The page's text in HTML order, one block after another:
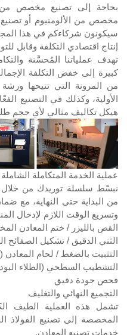
بحاجة إلى تصنيع مخصص من
مخصص من الألومنيوم أو
سيكونون شركاءكم في هذا
إنتاج اقتصادي التكلفة وقابل
تهدف عملياتنا المُحسَّنة
كبيرة إلى خفض التكلفة
من المرونة التي تتيحها
الأولية، وكذلك في التصنيع
هيكل تكاليف مثالي لأي حجم
عملية الخدمة المتكاملة الشاملة
نبسّط سلسلة توريدك من
من البداية حتى النهاية، مع
وتسريع الوقت اللازم لإدخال
القص بالليزر / ختم المعادن
الثني الدقيق / تشكيل الصفائح
التثبيت بالضغط / لحام
التشطيب السطحي (الطلاء
فحص جودة دقيق
التجميع النهائي والتغليف
تشمل هذه العملية الطيف
المخصصة إلى تصنيع الفولاذ
خدمات تصنيع المعادن.